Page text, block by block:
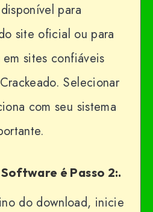
para
site oficial ou para
sites confiáveis
Selecionar
com seu sistema
é Passo 2:.
do download, inicie